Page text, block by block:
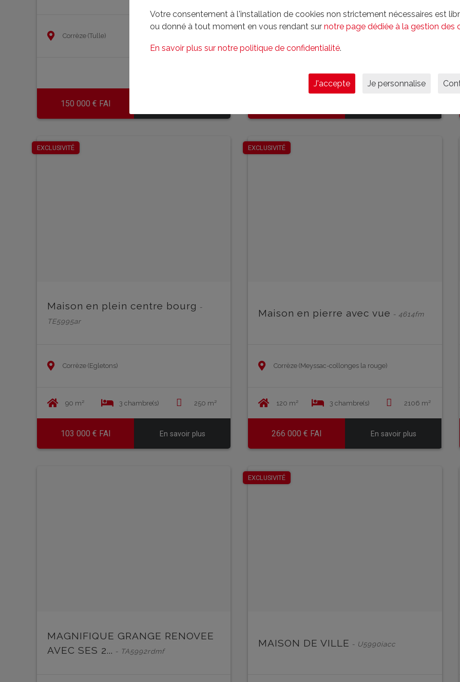
Corrèze (Tulle)
150 000 € FAI
5 chambre(s)
EXCLUSIVITÉ EN SAVOIR PLUS
Maison en plein centre bourg -
TE5995ar
Corrèze (Egletons)
90 m² 3 chambre(s) 250 m²
103 000 € FAI En savoir plus
EXCLUSIVITÉ
Maison en pierre avec vue - 4614fm
Corrèze (Meyssac-collonges la rouge)
120 m² 3 chambre(s) 2106 m²
266 000 € FAI En savoir plus
EN SAVOIR PLUS
MAGNIFIQUE GRANGE RENOVEE
AVEC SES 2... - TA5992rdmf
EXCLUSIVITÉ
MAISON DE VILLE - U5990iacc
Votre consentement à l'installation de cookies non strictement nécessaires est
ou donné à tout moment en vous rendant sur notre page dédiée à la gestion des
En savoir plus sur notre politique de confidentialité.
J'accepte Je personnalise